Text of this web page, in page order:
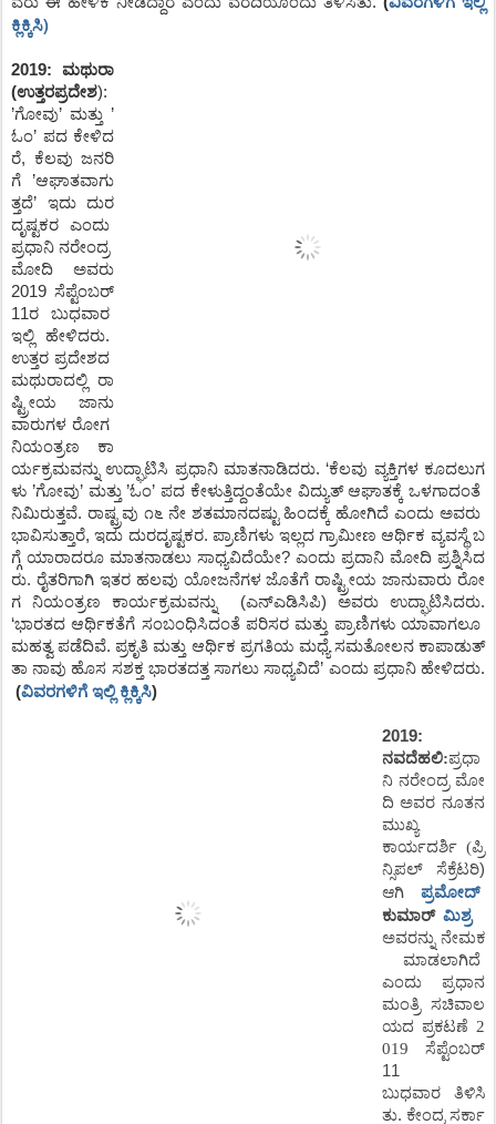
ಕ್ಲಿಕ್ಕಿಸಿ)
2019: ಮಥುರಾ
(ಉತ್ತರಪ್ರದೇಶ):
’ಗೋವು’ಮತ್ತು ’
ಓಂ’ ಪದ ಕೇಳಿದ
ರೆ, ಕೆಲವು ಜನರಿ
ಗೆ ’ಆಘಾತವಾಗು
ತ್ತದೆ’ ಇದು ದುರ
ದೃಷ್ಟಕರ
ಎಂದು
ಪ್ರಧಾನಿ ನರೇಂದ್ರ
ಮೋದಿ
ಅವರು
2019 ಸೆಪ್ಟೆಂಬರ್
11ರ
ಬುಧವಾರ
ಇಲ್ಲಿ
ಹೇಳಿದರು.
ಉತ್ತರ ಪ್ರದೇಶದ
ಮಥುರಾದಲ್ಲಿ ರಾ
ಷ್ಟ್ರೀಯ
ಜಾನು
ವಾರುಗಳ ರೋಗ
ನಿಯಂತ್ರಣ
ಕಾ
ರ್ಯಕ್ರಮವನ್ನು ಉದ್ಘಾಟಿಸಿ ಪ್ರಧಾನಿ ಮಾತನಾಡಿದರು. ‘ಕೆಲವು ವ್ಯಕ್ತಿಗಳ ಕೂದಲುಗ
ಳು ’ಗೋವು’ ಮತ್ತು’ಓಂ’ ಪದ ಕೇಳುತ್ತಿದ್ದಂತೆಯೇ ವಿದ್ಯುತ್ ಆಘಾತಕ್ಕೆ ಒಳಗಾದಂತೆ
ನಿಮಿರುತ್ತವೆ. ರಾಷ್ಟ್ರವು ೧೬ ನೇ ಶತಮಾನದಷ್ಟು ಹಿಂದಕ್ಕೆ ಹೋಗಿದೆ ಎಂದು ಅವರು
ಭಾವಿಸುತ್ತಾರೆ,ಇದು ದುರದೃಷ್ಟಕರ.ಪ್ರಾಣಿಗಳು ಇಲ್ಲದ ಗ್ರಾಮೀಣ ಆರ್ಥಿಕ ವ್ಯವಸ್ಥೆ ಬ
ಗ್ಗೆ ಯಾರಾದರೂ ಮಾತನಾಡಲು ಸಾಧ್ಯವಿದೆಯೇ? ಎಂದು ಪ್ರದಾನಿ ಮೋದಿ ಪ್ರಶ್ನಿಸಿದ
ರು. ರೈತರಿಗಾಗಿ ಇತರ ಹಲವು ಯೋಜನೆಗಳ ಜೊತೆಗೆ ರಾಷ್ಟ್ರೀಯ ಜಾನುವಾರು ರೋ
ಗ
ನಿಯಂತ್ರಣ ಕಾರ್ಯಕ್ರಮವನ್ನು (ಎನ್ಎಡಿಸಿಪಿ) ಅವರು
ಉದ್ಘಾಟಿಸಿದರು.
‘ಭಾರತದ ಆರ್ಥಿಕತೆಗೆ ಸಂಬಂಧಿಸಿದಂತೆ ಪರಿಸರ ಮತ್ತು ಪ್ರಾಣಿಗಳು ಯಾವಾಗಲೂ
ಮಹತ್ವ ಪಡೆದಿವೆ.ಪ್ರಕೃತಿ ಮತ್ತು ಆರ್ಥಿಕ ಪ್ರಗತಿಯ ಮಧ್ಯೆ ಸಮತೋಲನ ಕಾಪಾಡುತ್
ತಾ ನಾವು ಹೊಸ ಸಶಕ್ತ ಭಾರತದತ್ತ ಸಾಗಲು ಸಾಧ್ಯವಿದೆ’ ಎಂದು ಪ್ರಧಾನಿ ಹೇಳಿದರು.
(ವಿವರಗಳಿಗೆ ಇಲ್ಲಿ ಕ್ಲಿಕ್ಕಿಸಿ)
2019:
ನವದೆಹಲಿ:ಪ್ರಧಾ
ನಿ ನರೇಂದ್ರ ಮೋ
ದಿ ಅವರ ನೂತನ
ಮುಖ್ಯ
ಕಾರ್ಯದರ್ಶಿ(ಪ್ರಿ
ನ್ಸಿಪಲ್
ಸೆಕ್ರೆಟರಿ)
ಆಗಿ ಪ್ರಮೋದ್
ಕುಮಾರ್ ಮಿಶ್ರ
ಅವರನ್ನು ನೇಮಕ
ಮಾಡಲಾಗಿದೆ
ಎಂದು
ಪ್ರಧಾನ
ಮಂತ್ರಿ
ಸಚಿವಾಲ
ಯದ ಪ್ರಕಟಣೆ 2
019 ಸೆಪ್ಟೆಂಬರ್
11
ಬುಧವಾರ ತಿಳಿಸಿ
ತು. ಕೇಂದ್ರ ಸರ್ಕಾ